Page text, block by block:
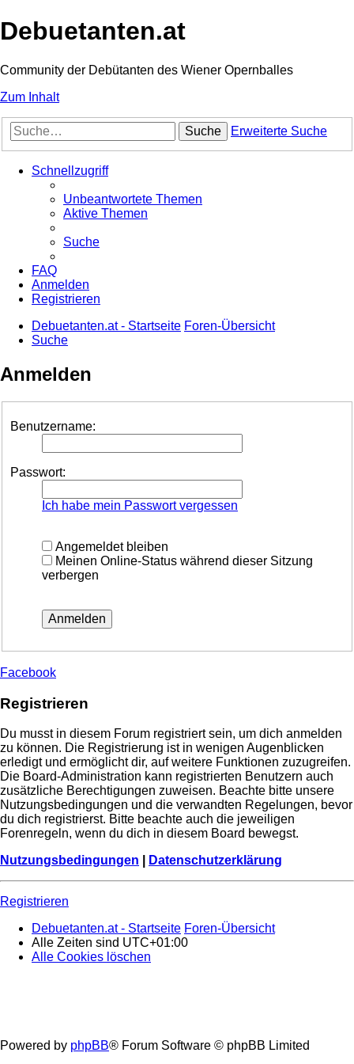
Debuetanten.at
Community der Debütanten des Wiener Opernballes
Zum Inhalt
Suche Erweiterte Suche
Schnellzugriff
Unbeantwortete Themen
Aktive Themen
Suche
FAQ
Anmelden
Registrieren
Debuetanten.at - Startseite Foren-Übersicht
Suche
Anmelden
Benutzername:
Passwort:
Ich habe mein Passwort vergessen
Angemeldet bleiben
Meinen Online-Status während dieser Sitzung
verbergen
Facebook
Registrieren
Du musst in diesem Forum registriert sein, um dich anmelden
zu können. Die Registrierung ist in wenigen Augenblicken
erledigt und ermöglicht dir, auf weitere Funktionen zuzugreifen.
Die Board-Administration kann registrierten Benutzern auch
zusätzliche Berechtigungen zuweisen. Beachte bitte unsere
Nutzungsbedingungen und die verwandten Regelungen, bevor
du dich registrierst. Bitte beachte auch die jeweiligen
Forenregeln, wenn du dich in diesem Board bewegst.
Nutzungsbedingungen
Datenschutzerklärung
Registrieren
Debuetanten.at - Startseite Foren-Übersicht
Alle Zeiten sind UTC+01:00
Alle Cookies löschen
Powered by phpBB® Forum Software © phpBB Limited